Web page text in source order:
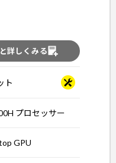
詳しくみる
ト
プロセッサー
GPU